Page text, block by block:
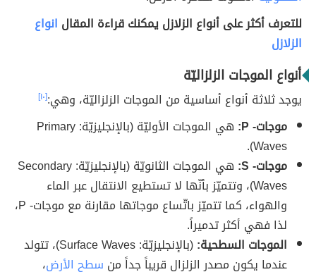
للتعرف أكثر على أنواع الزلازل يمكنك قراءة المقال انواع
الزلازل
أنواع الموجات الزلزاليّة
يوجد ثلاثة أنواع أساسية من الموجات الزلزاليّة، وهي:[١٠]
موجات- P:
هي الموجات الأوليّة (بالإنجليزيّة: Primary
Waves).
موجات- S:
هي الموجات الثانويّة (بالإنجليزيّة: Secondary
Waves)، وتتميّز بأنّها لا تستطيع الانتقال عبر الماء
والهواء، كما تتميّز باتّساع موجاتها مقارنة مع موجات- P،
لذا فهي أكثر تدميراً.
الموجات السطحية:
(بالإنجليزيّة: Surface Waves)، تتولد
عندما يكون مصدر الزلزال قريباً جداً من سطح الأرض،